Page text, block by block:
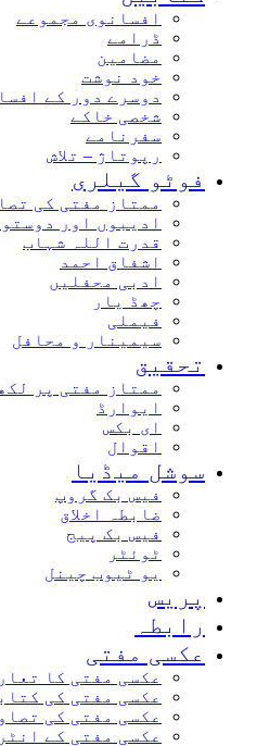
افسانوی مجموعے
ڈرامے
مضامین
خود نوشت
دوسرے دور کے
شخصی خاکے
سفرنامے
رپوتاژ – تلاش
فوٹو گیلری
ممتاز مفتی کی
ادیبوں اور
قدرت اللہ شہاب
اشفاق احمد
ادبی محفلیں
چھڈ یار
فیملی
سیمینار و محافل
تحقیق
ممتاز مفتی پر
ایوارڈ
ای بکس
اقوال
سوشل میڈیا
فیس بک گروپ
ضابطہ اخلاق
فیس بک پیج
ٹوئٹر
یو ٹیوب چینل
پریس
رابطہ
عکسی مفتی
عکسی مفتی کا
عکسی مفتی کی
عکسی مفتی کی
عکسی مفتی کے